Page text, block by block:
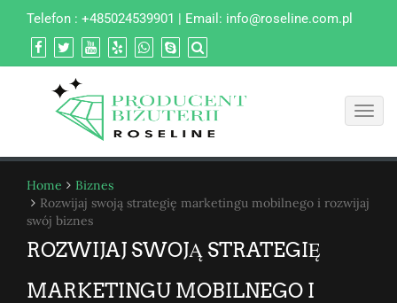
Telefon : +485024539901 | Email: info@roseline.com.pl
Home
Biznes
Rozwijaj swoją strategię marketingu mobilnego i rozwijaj
swój biznes
ROZWIJAJ SWOJĄ STRATEGIĘ
MARKETINGU MOBILNEGO I